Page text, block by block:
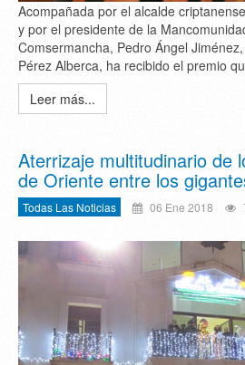
Acompañada por el alcalde
y por el presidente de la
Comsermancha, Pedro Ángel
Pérez Alberca, ha recibido el premio
Leer más...
Aterrizaje multitudinario de
de Oriente entre los
Todas Las Noticias 06 Ene 2018